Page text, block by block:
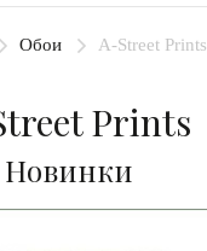
Обои A-Street Prints
Prints
Новинки